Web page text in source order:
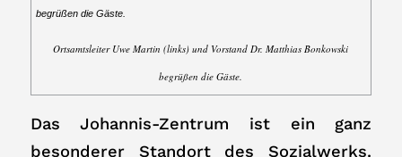
Ortsamtsleiter Uwe Martin (links) und Vorstand Dr. Matthias Bonkowski
begrüßen die Gäste.
Das Johannis-Zentrum ist ein ganz
besonderer Standort des Sozialwerks.